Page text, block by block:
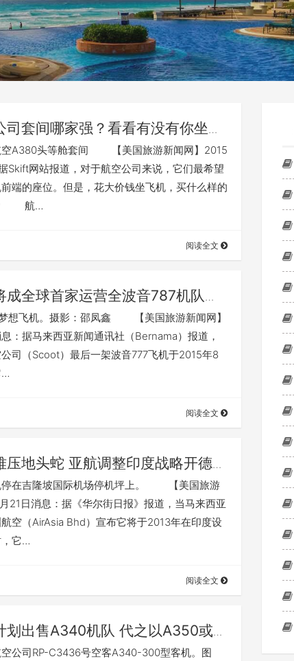
司套间哪家强？看看有没有你坐过
A380头等舱套间 【美国旅游新闻网】2015
Skift网站报道，对于航空公司来说，它们最希望
端的座位。但是，花大价钱坐飞机，买什么样的
？ 航…
阅读全文
成全球首家运营全波音787机队的
想飞机。摄影：邵凤鑫 【美国旅游新闻网】
：据马来西亚新闻通讯社（Bernama）报道，
司（Scoot）最后一架波音777飞机于2015年8
…
阅读全文
压地头蛇 亚航调整印度战略开德里
在吉隆坡国际机场停机坪上。 【美国旅游
21日消息：据《华尔街日报》报道，当马来西亚
空（AirAsia Bhd）宣布它将于2013年在印度设
，它…
阅读全文
划出售A340机队 代之以A350或波
司RP-C3436号空客A340-300型客机。图